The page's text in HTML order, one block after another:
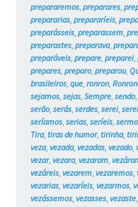
prepararemos, preparares,
prepararias, prepararíeis,
preparásseis, preparassem,
preparastes, preparava,
preparáveis, prepare, preparei,
prepares, preparo, preparou,
brasileiros, que, ronron,
sejamos, sejas, Sempre, sendo,
serão, serás, serdes, serei,
seríamos, serias, seríeis,
Tira, tiras de humor, tirinha,
veza, vezada, vezadas, vezado,
vezar, vezara, vezaram,
vezáreis, vezarem, vezaremos,
vezarias, vezaríeis, vezarmos,
vezássemos, vezasses, vezaste,